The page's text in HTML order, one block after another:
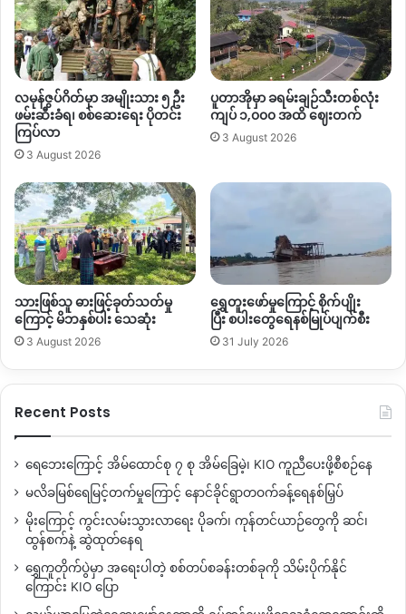
လမုန်ဇွပ်ဂိတ်မှာ အမျိုးသား ၅ ဦး
ဖမ်းဆီးခံရ၊ စစ်ဆေးရေး ပိုတင်း
ကြပ်လာ
3 August 2026
ပူတာအိုမှာ ခရမ်းချဉ်သီးတစ်လုံး
ကျပ် ၁,၀၀၀ အထိ ဈေးတက်
3 August 2026
သားဖြစ်သူ ဓားဖြင့်ခုတ်သတ်မှု
ကြောင့် မိဘနှစ်ပါး သေဆုံး
3 August 2026
ရွှေတူးဖော်မှုကြောင့် စိုက်ပျိုး
ပြီး စပါးတွေရေနစ်မြုပ်ပျက်စီး
31 July 2026
Recent Posts
ရေဘေးကြောင့် အိမ်ထောင်စု ၇ စု အိမ်ခြေမဲ့၊ KIO ကူညီပေးဖို့စီစဉ်နေ
မလိခမြစ်ရေမြင့်တက်မှုကြောင့် နောင်ခိုင်ရွာတဝက်ခန့်ရေနစ်မြှပ်
မိုးကြောင့် ကွင်းလမ်းသွားလာရေး ပိုခက်၊ ကုန်တင်ယာဉ်တွေကို ဆင်၊
ထွန်စက်နဲ့ ဆွဲထုတ်နေရ
ရွှေကူတိုက်ပွဲမှာ အရေးပါတဲ့ စစ်တပ်စခန်းတစ်ခုကို သိမ်းပိုက်နိုင်
ကြောင်း KIO ပြော